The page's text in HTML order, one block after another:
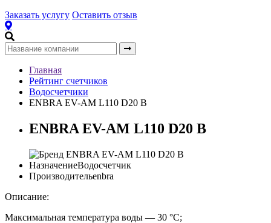
Заказать услугу Оставить отзыв
Главная
Рейтинг счетчиков
Водосчетчики
ENBRA EV-AM L110 D20 B
ENBRA EV-AM L110 D20 B
НазначениеВодосчетчик
Производительenbra
Описание:
Максимальная температура воды — 30 °С;